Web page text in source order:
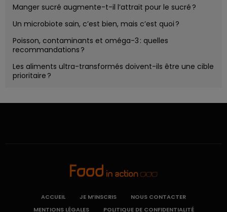
Manger sucré augmente-t-il l’attrait pour le sucré ?
Un microbiote sain, c’est bien, mais c’est quoi ?
Poisson, contaminants et oméga-3 : quelles
recommandations ?
Les aliments ultra-transformés doivent-ils être une cible
prioritaire ?
ACCUEIL JE M’INSCRIS
NOUS CONTACTER
MENTIONS LÉGALES
POLITIQUE DE CONFIDENTIALITÉ